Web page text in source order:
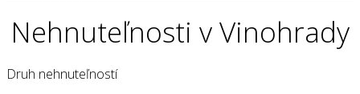
Nehnuteľnosti v Vinohrady
Druh nehnuteľností